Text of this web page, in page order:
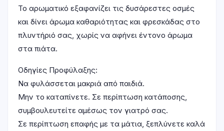
Το αρωματικό εξαφανίζει τις δυσάρεστες οσμές
και δίνει άρωμα καθαριότητας και φρεσκάδας στο
πλυντήριό σας, χωρίς να αφήνει έντονο άρωμα
στα πιάτα.
Οδηγίες Προφύλαξης:
Να φυλάσσεται μακριά από παιδιά.
Μην το καταπίνετε. Σε περίπτωση κατάποσης,
συμβουλευτείτε αμέσως τον γιατρό σας.
Σε περίπτωση επαφής με τα μάτια, ξεπλύνετε καλά